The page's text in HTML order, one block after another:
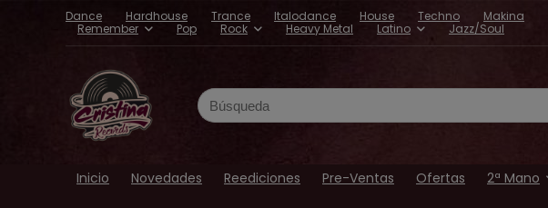
Dance Hardhouse Trance Italodance House Techno Makina
Remember
Pop Rock Heavy Metal Latino Jazz/Soul
Search
for:
Inicio Novedades Reediciones Pre-Ventas Ofertas 2ª Mano